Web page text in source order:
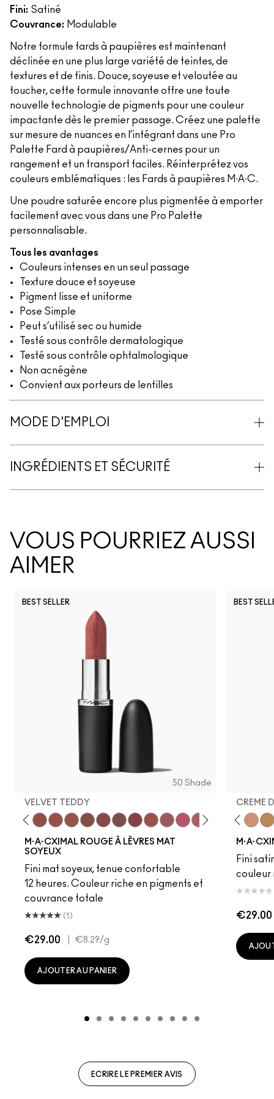
Fini: Satiné
Couvrance: Modulable
Notre formule fards à paupières est maintenant
déclinée en une plus large variété de teintes, de
textures et de finis. Douce, soyeuse et veloutée au
toucher, cette formule innovante offre une toute
nouvelle technologie de pigments pour une couleur
impactante dès le premier passage. Créez une palette
sur mesure de nuances en l’intégrant dans une Pro
Palette Fard à paupières/Anti-cernes pour un
rangement et un transport faciles. Réinterprétez vos
couleurs emblématiques : les Fards à paupières M∙A∙C.
Une poudre saturée encore plus pigmentée à emporter
facilement avec vous dans une Pro Palette
personnalisable.
Tous les avantages
Couleurs intenses en un seul passage
Texture douce et soyeuse
Pigment lisse et uniforme
Pose Simple
Peut s’utilisé sec ou humide
Testé sous contrôle dermatologique
Testé sous contrôle ophtalmologique
Non acnégène
Convient aux porteurs de lentilles
MODE D'EMPLOI
INGRÉDIENTS ET SÉCURITÉ
VOUS POURRIEZ AUSSI
AIMER
BEST SELLER
50 Shade
VELVET TEDDY
Mull It To The Max
Warm Teddy
WhirlSoarTwig Twist
M·A·CXIMAL ROUGE À LÈVRES MAT
SOYEUX
Fini mat soyeux, tenue confortable
12 heures. Couleur riche en pigments et
couvrance totale
(1)
€29.00 €8.29/g
AJOUTER AU PANIER
BEST
CREME
Fini
couleur
€29.00
See Sheer
ECRIRE LE PREMIER AVIS